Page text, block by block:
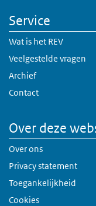
Service
Wat is het REV
Veelgestelde vragen
Archief
Contact
Over deze
Over ons
Privacy statement
Toegankelijkheid
Cookies